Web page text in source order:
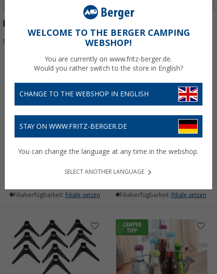
RUCO
Sortieren:
(53)
Filialverfügbarkeit: Filiale setzen
Aufbewahrungsbox
(14)
6,99 €
Filialverfügbarkeit: Filiale setzen
WELCOME TO THE BERGER CAMPING
WEBSHOP!
You are currently on www.fritz-berger.de.
Would you rather switch to the store in English?
CHANGE TO THE WEBSHOP IN ENGLISH
STAY ON WWW.FRITZ-BERGER.DE
You can change the language at any time in the webshop.
SELECT ANOTHER LANGUAGE